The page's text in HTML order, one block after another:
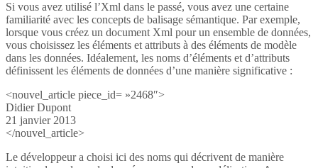
Si vous avez utilisé l’Xml dans le passé, vous avez une certaine
familiarité avec les concepts de balisage sémantique. Par exemple,
lorsque vous créez un document Xml pour un ensemble de données,
vous choisissez les éléments et attributs à des éléments de modèle
dans les données. Idéalement, les noms d’éléments et d’attributs
définissent les éléments de données d’une manière significative :
<nouvel_article piece_id= »2468″>
Didier Dupont
21 janvier 2013
</nouvel_article>
Le développeur a choisi ici des noms qui décrivent de manière